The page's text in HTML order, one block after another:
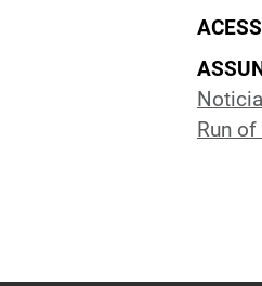
Run